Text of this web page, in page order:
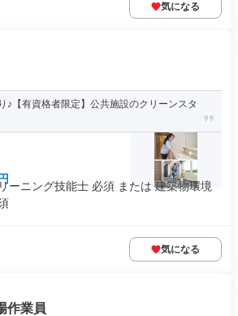
気になる
♪【有資格者限定】公共施設のクリーンスタ
ーニング技能士 必須 または 建築物環境
気になる
作業員